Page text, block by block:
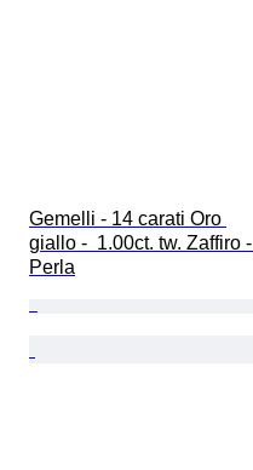
Gemelli - 14 carati Oro
giallo -  1.00ct. tw. Zaffiro -
Perla